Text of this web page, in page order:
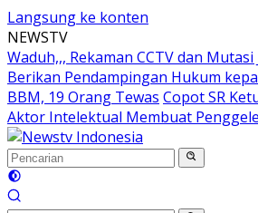
Langsung ke konten
NEWSTV
Waduh,,, Rekaman CCTV dan
Berikan Pendampingan Hukum
BBM, 19 Orang Tewas Copot SR
Aktor Intelektual Membuat